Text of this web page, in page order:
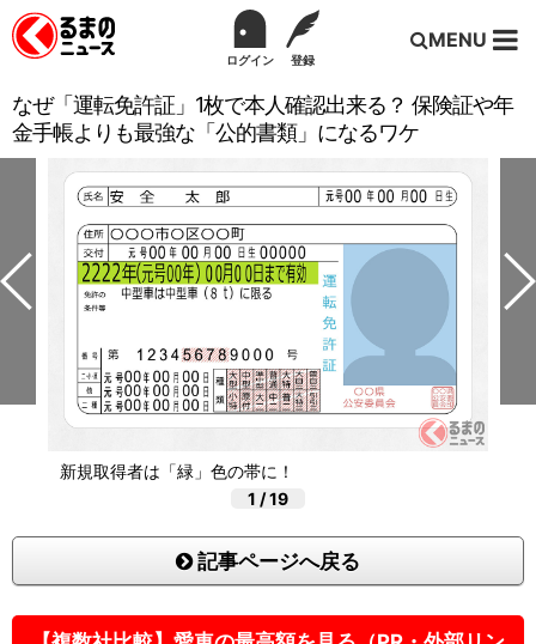
ログイン 登録
MENU
なぜ「運転免許証」1枚で本人確認出来る？ 保険証や年
金手帳よりも最強な「公的書類」になるワケ
新規取得者は「緑」色の帯に！
1 /19
記事ページへ戻る